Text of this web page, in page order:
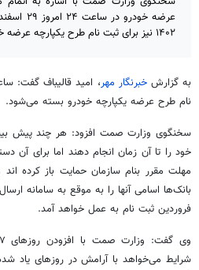
۱۴۰۲ نیز برای ثبت نام طرح یکپارچه عرضه خودرو در نظر گرفته شد.
به گزارشخبرنگار مهر
نام طرح عرضه یکپارچه خودرو بسته می‌شود.
سخنگوی وزارتصمت افزود: هر چند پیش
خود را تا آن زمان انجام دهند اما برای آن
مهلت مقرر بنام سازمان حمایت باز کردهاند
بانک‌ها اسامی آنها را به موقع به سامانه
فروردین ثبت نام به عمل خواهد آمد.
وی گفت: وزارتصمت
شرایط می‌خواهد با آرامش در روزهای یاد